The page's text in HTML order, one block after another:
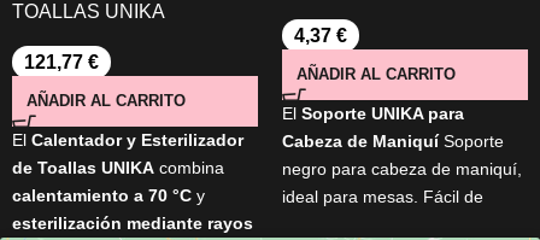
TOALLAS UNIKA
121,77 €
AÑADIR AL CARRITO
El Calentador y Esterilizador
de Toallas UNIKA combina
calentamiento a 70 °C y
esterilización mediante rayos
4,37 €
AÑADIR AL CARRITO
El Soporte UNIKA para
Cabeza de ManiquíSoporte
negro para cabeza de maniquí,
ideal para mesas. Fácil de